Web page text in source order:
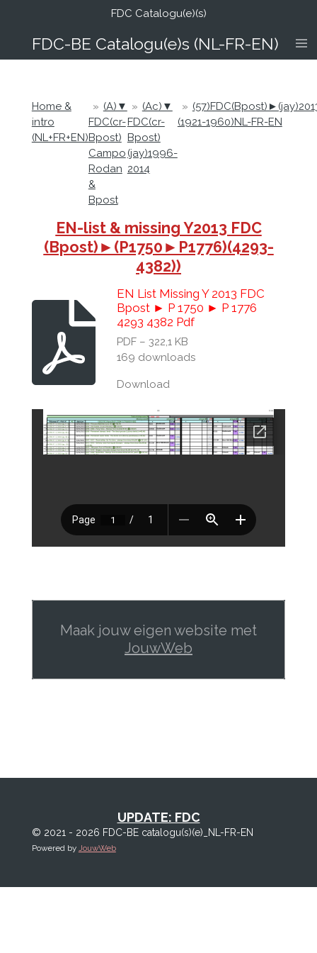
de
FDC-BE Catalogu(e)s (NL-FR-EN)
FDC Catalogu(e)(s)
Home &
intro
(NL+FR+EN)
» (A)▼
FDC(cr-
Bpost)
Campo
Rodan
&
Bpost
» (Ac)▼
FDC(cr-
Bpost)
(jay)1996-
2014
»
(1921-1960)NL-FR-EN
EN-list & missing Y2013 FDC
(Bpost)►(P1750►P1776)(4293-
4382))
EN List Missing Y 2013 FDC
Bpost ► P 1750 ► P 1776
4293 4382 Pdf
PDF – 322,1 KB
169 downloads
Download
Maak jouw eigen website met
JouwWeb
UPDATE: FDC
© 2021 - 2026 FDC-BE catalogu(s)(e)_NL-FR-EN
Powered by JouwWeb